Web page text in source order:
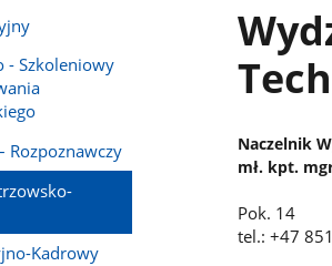
- Szkoleniowy
Rozpoznawczy
Kadrowy
Naczelnik
mł. kpt.
Pok. 14
tel.: +47